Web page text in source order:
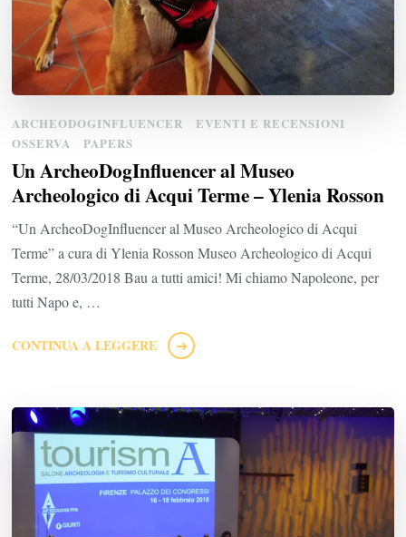
ARCHEODOGINFLUENCER
EVENTI E RECENSIONI
OSSERVA
PAPERS
Un ArcheoDogInfluencer al Museo
Archeologico di Acqui Terme – Ylenia Rosson
“Un ArcheoDogInfluencer al Museo Archeologico di Acqui
Terme” a cura di Ylenia Rosson Museo Archeologico di Acqui
Terme, 28/03/2018 Bau a tutti amici! Mi chiamo Napoleone, per
tutti Napo e, …
CONTINUA A LEGGERE